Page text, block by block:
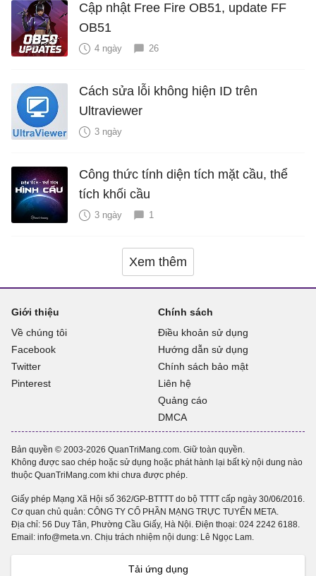
Cập nhật Free Fire OB51, update FF
OB51
4 ngày 26
Cách sửa lỗi không hiện ID trên
Ultraviewer
3 ngày
Công thức tính diện tích mặt cầu, thể
tích khối cầu
3 ngày 1
Xem thêm
Giới thiệu
Về chúng tôi
Facebook
Twitter
Pinterest
Chính sách
Điều khoản sử dụng
Hướng dẫn sử dụng
Chính sách bảo mật
Liên hệ
Quảng cáo
DMCA
Bản quyền © 2003-2026 QuanTriMang.com. Giữ toàn quyền.
Không được sao chép hoặc sử dụng hoặc phát hành lại bất kỳ nội dung nào
thuộc QuanTriMang.com khi chưa được phép.
Giấy phép Mạng Xã Hội số 362/GP-BTTTT do bộ TTTT cấp ngày 30/06/2016.
Cơ quan chủ quản: CÔNG TY CỔ PHẦN MẠNG TRỰC TUYẾN META.
Địa chỉ: 56 Duy Tân, Phường Cầu Giấy, Hà Nội. Điện thoại: 024 2242 6188.
Email: info@meta.vn. Chịu trách nhiệm nội dung: Lê Ngọc Lam.
Tải ứng dụng